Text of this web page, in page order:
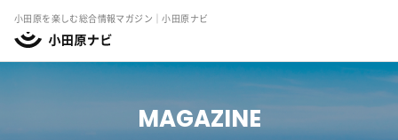
小田原を楽しむ総合情報マガジン｜小田原ナビ
MAGAZINE